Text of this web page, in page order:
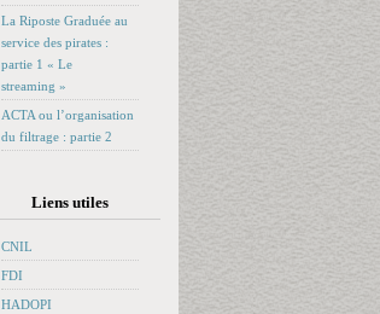
La Riposte Graduée au
service des pirates :
partie 1 « Le
streaming »
ACTA ou l’organisation
du filtrage : partie 2
Liens utiles
CNIL
FDI
HADOPI